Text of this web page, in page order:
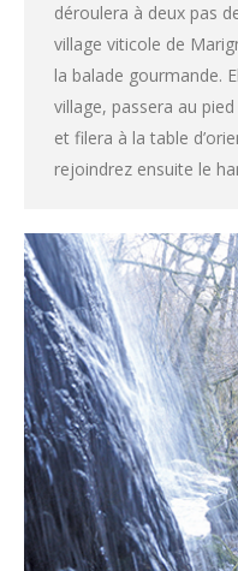
déroulera à deux pas
village viticole de
la balade gourmande.
village, passera au
et filera à la table
rejoindrez ensuite le